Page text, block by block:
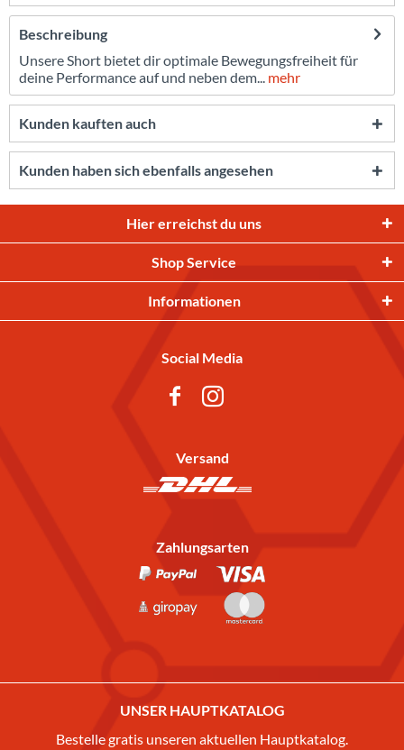
Beschreibung
Unsere Short bietet dir optimale Bewegungsfreiheit für
deine Performance auf und neben dem... mehr
Kunden kauften auch
Kunden haben sich ebenfalls angesehen
Hier erreichst du uns
Shop Service
Informationen
Social Media
Versand
Zahlungsarten
UNSER HAUPTKATALOG
Bestelle gratis unseren aktuellen Hauptkatalog.